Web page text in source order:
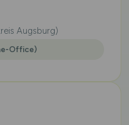
Augsburg)
Office)